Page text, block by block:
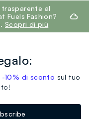
al
Fuels Fashion?
Scopri di più
-10% di sconto sul tuo